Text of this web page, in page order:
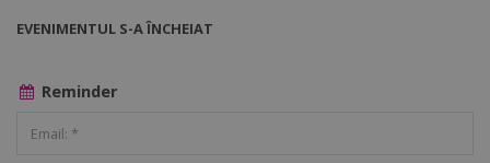
EVENIMENTUL S-A ÎNCHEIAT
Reminder